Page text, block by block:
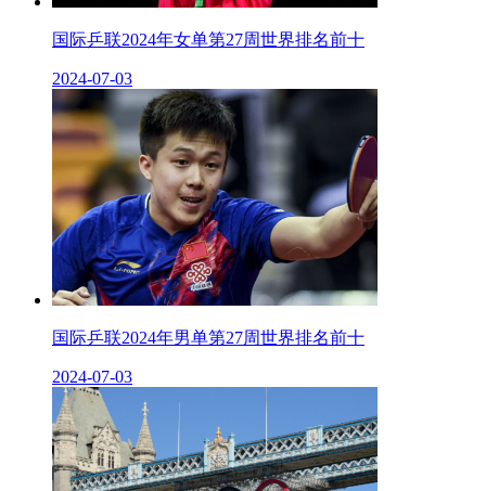
国际乒联2024年女单第27周世界排名前十
2024-07-03
国际乒联2024年男单第27周世界排名前十
2024-07-03